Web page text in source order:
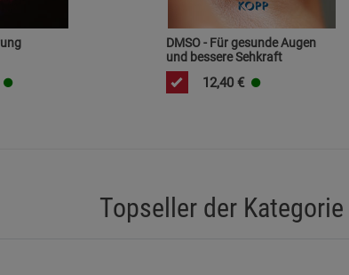
DMSO - Für gesunde Augen
und bessere Sehkraft
12,40 €
Topseller der Kategorie
Marketing Cookies (3)
Beschreibung Marketing Cookies
Cookie-Informationen anzeigen